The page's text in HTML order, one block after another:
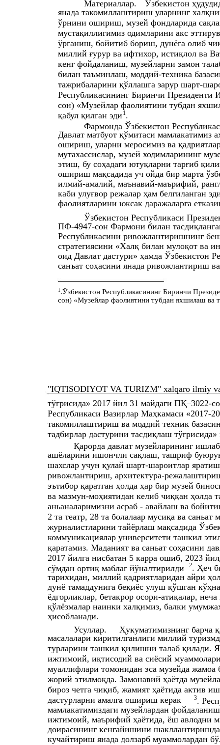
Материаллар.
Ўзбекистон
янада такомиллаштириш уларнинг
ўрнини ошириш, музей фондларида
мустақиллигимиз одимларини акс
ўрганиш, бойитиб бориш, дунёга олиб
миллий ғурур ва ифтихор, истиқлол ва
кенг фойдаланиш, музейларни замон
билан таъминлаш, моддий-техника
тажрибаларини қўллашга зарур шарт-
Республикасининг Биринчи
сон) «Музейлар фаолиятини тубдан
қабул қилган эди 1.
Фармонда Ўзбекистон
Давлат матбуот қўмитаси мамлакатимиз
ошириш, уларни меросимиз ва
мутахассислар, музей ходимларининг
этиш, бу соҳадаги ютуқларни тарғиб
ошириш мақсадида уч ойда бир марта
илмий-амалий, маънавий-маърифий,
каби улуғвор режалар ҳам белгиланган
фаолиятларини юксак даражаларга
Ўзбекистон Республикаси
ПФ-4947-сон Фармони билан
Республикасини ривожлантиришнинг
стратегиясини «Халқ билан мулоқот ва
оид Давлат дастури» ҳамда Ўзбекистон
санъат соҳасини янада ривожлантириш
1 .Ўзбекистон Республикасининг Биринчи
сон) «Музейлар фаолиятини тубдан яхшилаш ва
"IQTISODIYOT VA TURIZM" xalqaro ilmiy
тўғрисида» 2017 йил 31 майдаги ПҚ–3022-
Республикаси Вазирлар Маҳкамаси «2017-
такомиллаштириш ва моддий техник
тадбирлар дастурини тасдиқлаш
Қарорда давлат музейларининг
ашёларини ишончли сақлаш, ташриф
шахслар учун қулай шарт-шароитлар
ривожлантириш, архитектура-
эътибор қаратган ҳолда ҳар бир музей
ва мазмун-моҳиятидан келиб чиққан ҳолда
аньаналаримизни асраб - авайлаш ва
2 та театр, 28 та болалаар мусиқа ва
журналистларини тайёрлаш мақсадида
коммуникациялар университети ташкил
қаратамиз. Маданият ва саньат соҳасини
2017 йилга нисбатан 5 карра ошиб, 2023
сўмдан ортиқ маблағ йўналтирилди
2. Ҳеч
тарихидан, миллий қадриятларидан айри
дунё тамаддунига беқиёс улуш қўшган
ёдгорликлар, бетакрор осори-атиқалар,
қўлёзмалар наинки халқимиз, балки
ҳисобланади.
Усуллар.
Ҳукуматимизнинг барча
масалалари киритилганлиги миллий
турларини ташкил қилишни талаб қилади.
ижтимоий, иқтисодий ва сиёсий
муаллифлари томонидан эса музейда
жорий этилмоқда. Замонавий ҳаётда
бироз четга чиқиб, жамият ҳаётида актив
дастурларни амалга ошириш керак
3.
мамлакатимиздаги музейлардан
ижтимоий, маърифий ҳаётида, ёш авлодни
доирасининг кенгайишини
кучайтириш янада долзарб муаммолардан